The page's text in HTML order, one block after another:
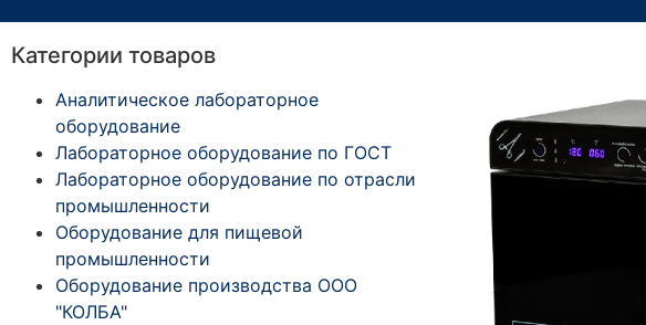
Категории товаров
Аналитическое лабораторное
оборудование
Лабораторное оборудование по ГОСТ
Лабораторное оборудование по отрасли
промышленности
Оборудование для пищевой
промышленности
Оборудование производства ООО
"КОЛБА"